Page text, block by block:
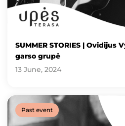
SUMMER STORIES | Ovidijus
garso grupė
13 June, 2024
Past event